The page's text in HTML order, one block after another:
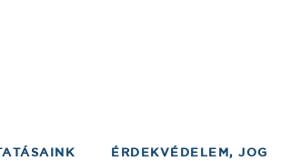
ÉRDEKVÉDELEM, JOG